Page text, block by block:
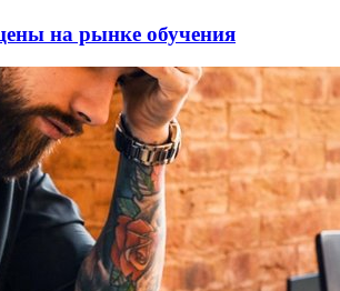
на рынке обучения